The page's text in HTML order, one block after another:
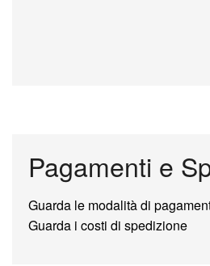
Pagamenti e
Guarda le modalità di
Guarda i costi di spedizione